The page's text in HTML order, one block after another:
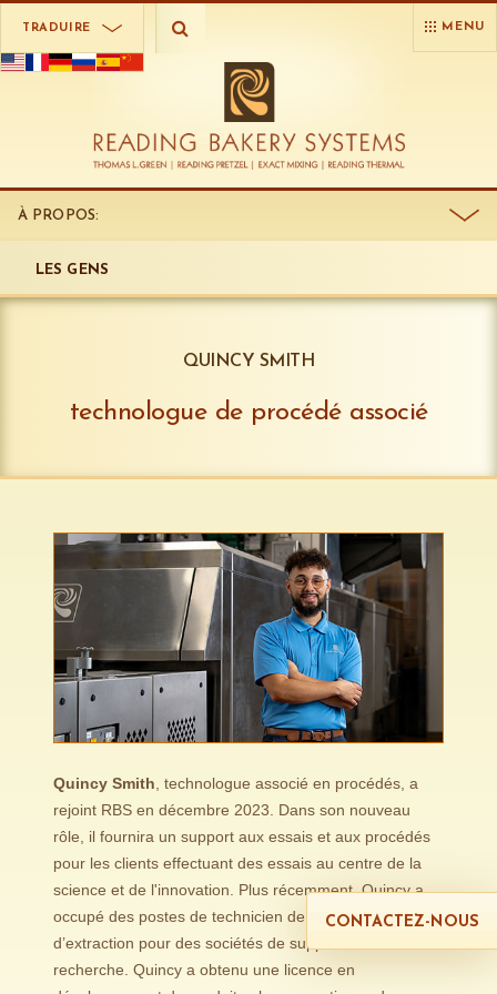
TRADUIRE MENU
À PROPOS:
LES GENS
QUINCY SMITH
technologue de procédé associé
Quincy Smith , technologue associé en procédés, a
rejoint RBS en décembre 2023. Dans son nouveau
rôle, il fournira un support aux essais et aux procédés
pour les clients effectuant des essais au centre de la
science et de l'innovation. Plus récemment, Quincy a
occupé des postes de technicien de laboratoire et
d’extraction pour des sociétés de suppléments et de
recherche. Quincy a obtenu une licence en
CONTACTEZ-NOUS